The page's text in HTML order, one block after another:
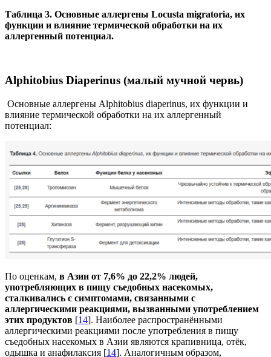
Таблица 3. Основные аллергены Locusta migratoria, их
функции и влияние термической обработки на их
аллергенный потенциал.
Alphitobius Diaperinus (малый мучной червь)
Основные аллергены Alphitobius diaperinus, их функции и
влияние термической обработки на их аллергенный
потенциал:
По оценкам, в Азии от 7,6% до 22,2% людей,
употребляющих в пищу съедобных насекомых,
сталкивались с симптомами, связанными с
аллергическими реакциями, вызванными употреблением
этих продуктов [14]. Наиболее распространёнными
аллергическими реакциями после употребления в пищу
съедобных насекомых в Азии являются крапивница, отёк,
одышка и анафилаксия [14]. Аналогичным образом,